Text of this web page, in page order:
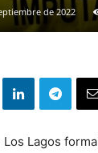
de 2022
Los Lagos